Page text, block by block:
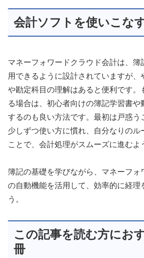
会計ソフトを使いこな
マネーフォワードクラウド会計は、簿
用できるように設計されていますが、
や勘定科目の理解はあると便利です。
る場合は、初心者向けの簿記学習書や
するのも良い方法です。最初は戸惑う
少しずつ使い方に慣れ、自分なりのル
ことで、会計処理がスムーズに進むよ
簿記の基礎を学びながら、マネーフォ
の自動機能を活用して、効率的に経理
う。
この記事を読む方にお
冊